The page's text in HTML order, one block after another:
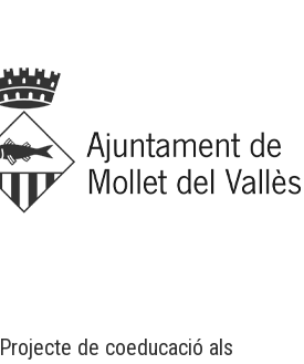
Projecte de coeducació als